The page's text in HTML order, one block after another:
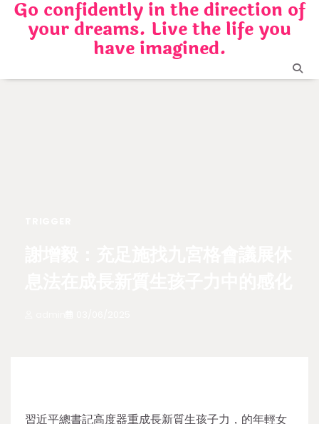
Skip
content
Go confidently in the direction of
your dreams. Live the life you
have imagined.
習近平總書記高度器重成長新質生孩子力，的年輕女